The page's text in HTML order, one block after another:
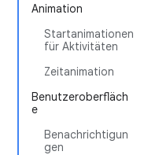
Animation
Startanimationen
für Aktivitäten
Zeitanimation
Benutzeroberfläch
e
Benachrichtigun
gen